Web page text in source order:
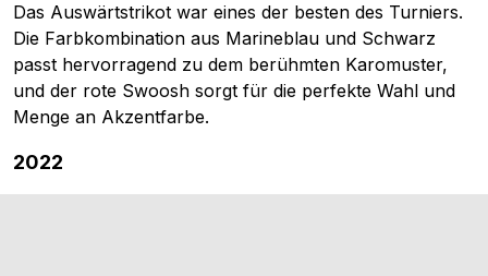
Das Auswärtstrikot war eines der besten des Turniers.
Die Farbkombination aus Marineblau und Schwarz
passt hervorragend zu dem berühmten Karomuster,
und der rote Swoosh sorgt für die perfekte Wahl und
Menge an Akzentfarbe.
2022